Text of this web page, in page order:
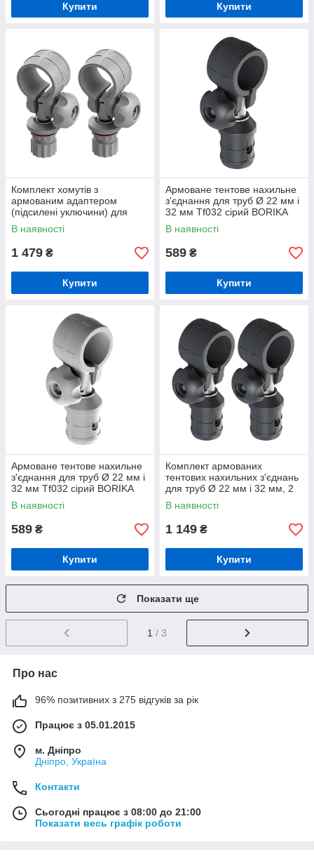
Купити Купити
Комплект хомутів з
армованим адаптером
(підсилені уключини) для
труб і весел Ø 32 мм, 2 шт.
Rl032-2 сірий BORIKA FASTen
В наявності
1 479 ₴
Купити
Армоване тентове нахильне
з'єднання для труб Ø 22 мм і
32 мм Tf032 сірий BORIKA
FASTen (01.15.002.04.01)
В наявності
589 ₴
Купити
Армоване тентове нахильне
з'єднання для труб Ø 22 мм і
32 мм Tf032 сірий BORIKA
FASTen (01.15.002.04.02)
В наявності
589 ₴
Купити
Комплект армованих
тентових нахильних з'єднань
для труб Ø 22 мм і 32 мм, 2
шт. Tf032-2 чорний BORIKA
FASTen (01.15.002.05.01)
В наявності
1 149 ₴
Купити
Показати ще
1 / 3
Про нас
96% позитивних з 275 відгуків за рік
Працює з 05.01.2015
м. Дніпро
Дніпро, Україна
Контакти
Сьогодні працює з 08:00 до 21:00
Показати весь графік роботи